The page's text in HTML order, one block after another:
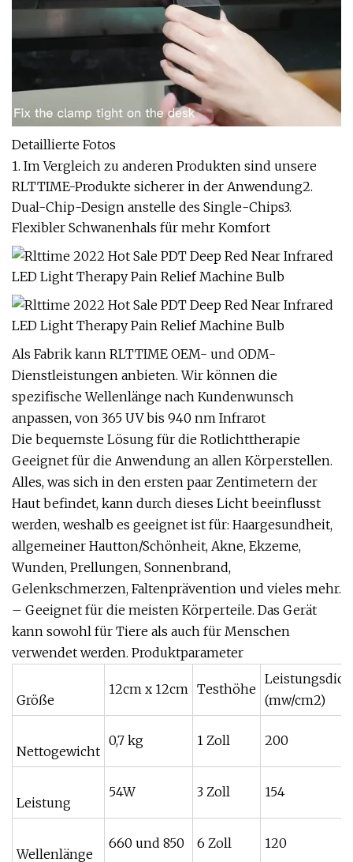
Detaillierte Fotos
1. Im Vergleich zu anderen Produkten sind unsere
RLTTIME-Produkte sicherer in der Anwendung2.
Dual-Chip-Design anstelle des Single-Chips3.
Flexibler Schwanenhals für mehr Komfort
Als Fabrik kann RLTTIME OEM- und ODM-
Dienstleistungen anbieten. Wir können die
spezifische Wellenlänge nach Kundenwunsch
anpassen, von 365 UV bis 940 nm Infrarot
Die bequemste Lösung für die Rotlichttherapie
Geeignet für die Anwendung an allen Körperstellen.
Alles, was sich in den ersten paar Zentimetern der
Haut befindet, kann durch dieses Licht beeinflusst
werden, weshalb es geeignet ist für: Haargesundheit,
allgemeiner Hautton/Schönheit, Akne, Ekzeme,
Wunden, Prellungen, Sonnenbrand,
Gelenkschmerzen, Faltenprävention und vieles mehr.
– Geeignet für die meisten Körperteile. Das Gerät
kann sowohl für Tiere als auch für Menschen
verwendet werden. Produktparameter
Größe
12cm x 12cm Testhöhe
(mw/cm2)
Nettogewicht
0,7 kg 1 Zoll 200
Leistung
54W 3 Zoll 154
Wellenlänge
660 und 850 6 Zoll 120